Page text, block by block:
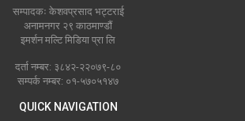
सम्पादकः केशवप्रसाद भट्टराई
अनामनगर २९ काठमाण्डौं
इमर्शन मल्टि मिडिया प्रा लि
दर्ता नम्बर: ३८४२-२२०७९-८०
सम्पर्क नम्बर: ०१-५७०५१४७
QUICK NAVIGATION